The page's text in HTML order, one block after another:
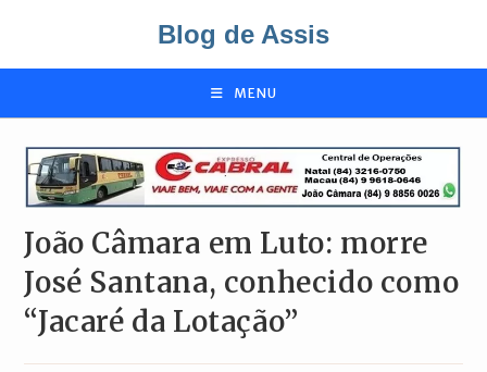
o
Blog de Assis
MENU
João Câmara em Luto: morre
José Santana, conhecido como
“Jacaré da Lotação”